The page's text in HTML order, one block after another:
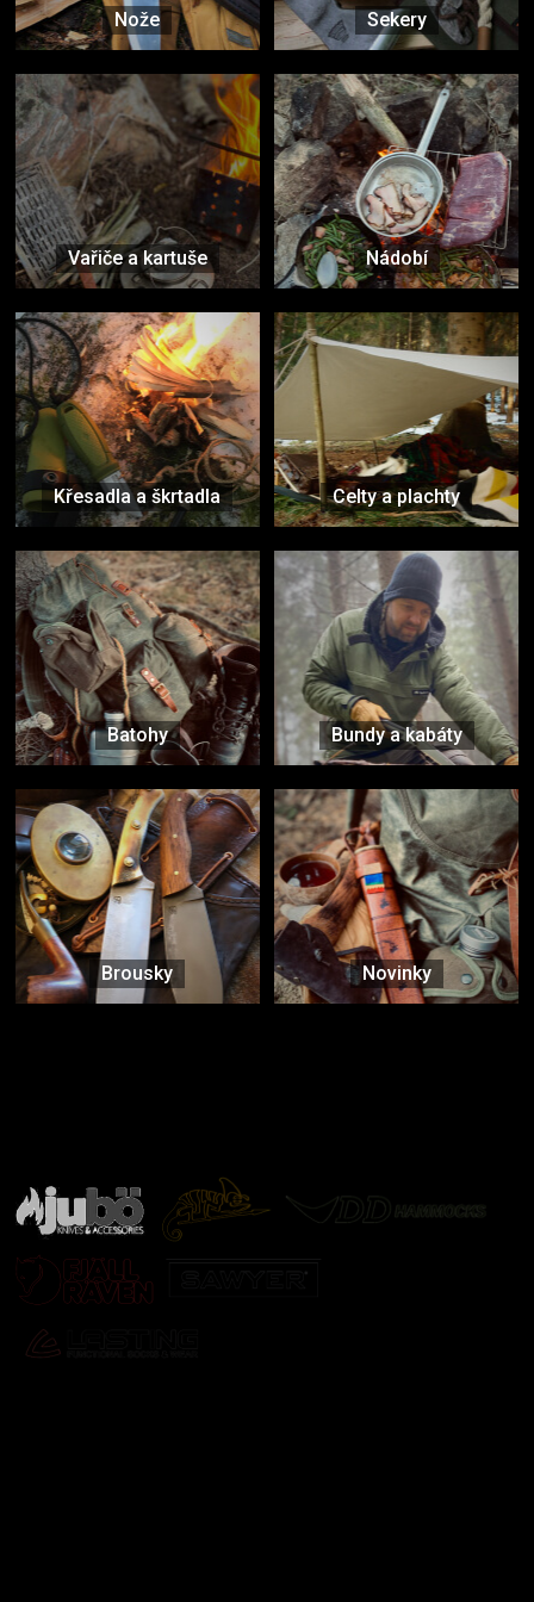
Nože Sekery
Vařiče a kartuše Nádobí
Křesadla a škrtadla Celty a plachty
Batohy Bundy a kabáty
Brousky Novinky